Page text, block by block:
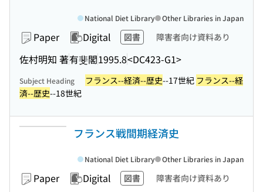
Paper Digital 図書 障害者向け資料あり
佐村明知 著有斐閣1995.8<DC423-G1>
National Diet Library Other Libraries in Japan
Subject Heading フランス--経済--歴史--17世紀 フランス--経
済--歴史--18世紀
フランス戦間期経済史
Paper Digital 図書 障害者向け資料あり
National Diet Library Other Libraries in Japan